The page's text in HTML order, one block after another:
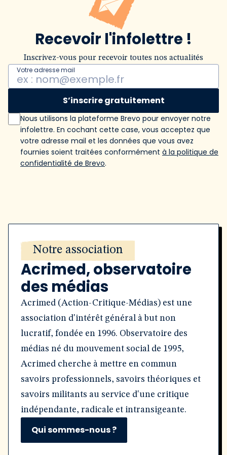
Recevoir l'infolettre !
Inscrivez-vous pour recevoir toutes nos actualités
Votre adresse mail
S’inscrire gratuitement
Nous utilisons la plateforme Brevo pour envoyer notre
infolettre. En cochant cette case, vous acceptez que
votre adresse mail et les données que vous avez
fournies soient traitées conformément à la politique de
confidentialité de Brevo.
Notre association
Acrimed, observatoire
des médias
Acrimed (Action-Critique-Médias) est une
association d'intérêt général à but non
lucratif, fondée en 1996. Observatoire des
médias né du mouvement social de 1995,
Acrimed cherche à mettre en commun
savoirs professionnels, savoirs théoriques et
savoirs militants au service d'une critique
indépendante, radicale et intransigeante.
Qui sommes-nous ?